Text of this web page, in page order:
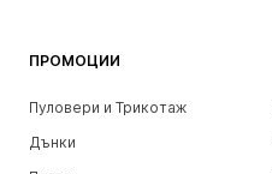
ПРОМОЦИИ
Пуловери и Трикотаж
Дънки